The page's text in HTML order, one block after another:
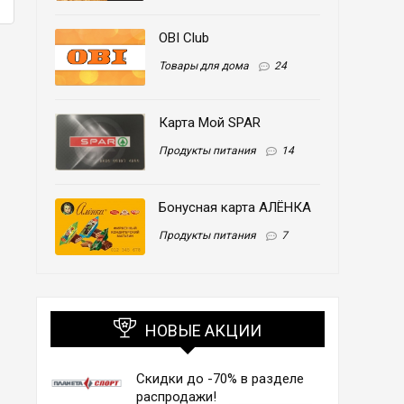
OBI Club
Товары для дома 24
Карта Мой SPAR
Продукты питания 14
Бонусная карта АЛЁНКА
Продукты питания 7
НОВЫЕ АКЦИИ
Скидки до -70% в разделе
распродажи!